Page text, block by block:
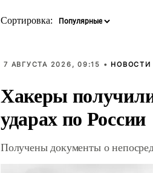
Сортировка:
7 АВГУСТА 2026, 09:15 • НОВОСТИ
Хакеры
ударах по России
Получены документы о